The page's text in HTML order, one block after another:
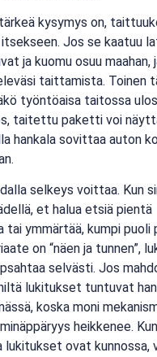
kysymys on,
Jos se kaatuu
ja kuomu osuu maahan,
taittamista. Toinen
työntöaisa taitossa ulos
taitettu paketti voi
hankala sovittaa auton
selkeys voittaa. Kun
et halua etsiä pientä
tai ymmärtää, kumpi puoli
on “näen ja tunnen”,
selvästi. Jos
lukitukset tuntuvat
koska moni
heikkenee. Kun
lukitukset ovat kunnossa,